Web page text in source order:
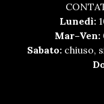
Lunedì:
Mar–Ven:
Sabato: chiuso,